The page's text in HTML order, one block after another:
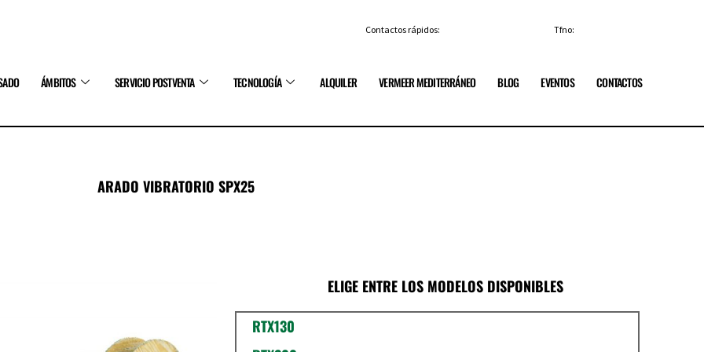
Contactos rápidos: Tfno:
ÁMBITOS SERVICIO POSTVENTA TECNOLOGÍA ALQUILER VERMEER MEDITERRÁNEO BLOG EVENTOS CONTACTOS
ARADO VIBRATORIO SPX25
ELIGE ENTRE LOS MODELOS DISPONIBLES
RTX130